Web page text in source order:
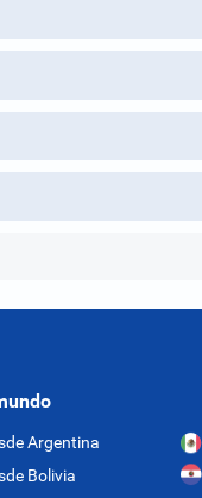
Argentina
Bolivia